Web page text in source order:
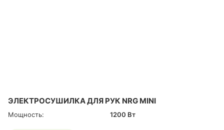
ЭЛЕКТРОСУШИЛКА ДЛЯ РУК NRG MINI
Мощность: 1200 Вт